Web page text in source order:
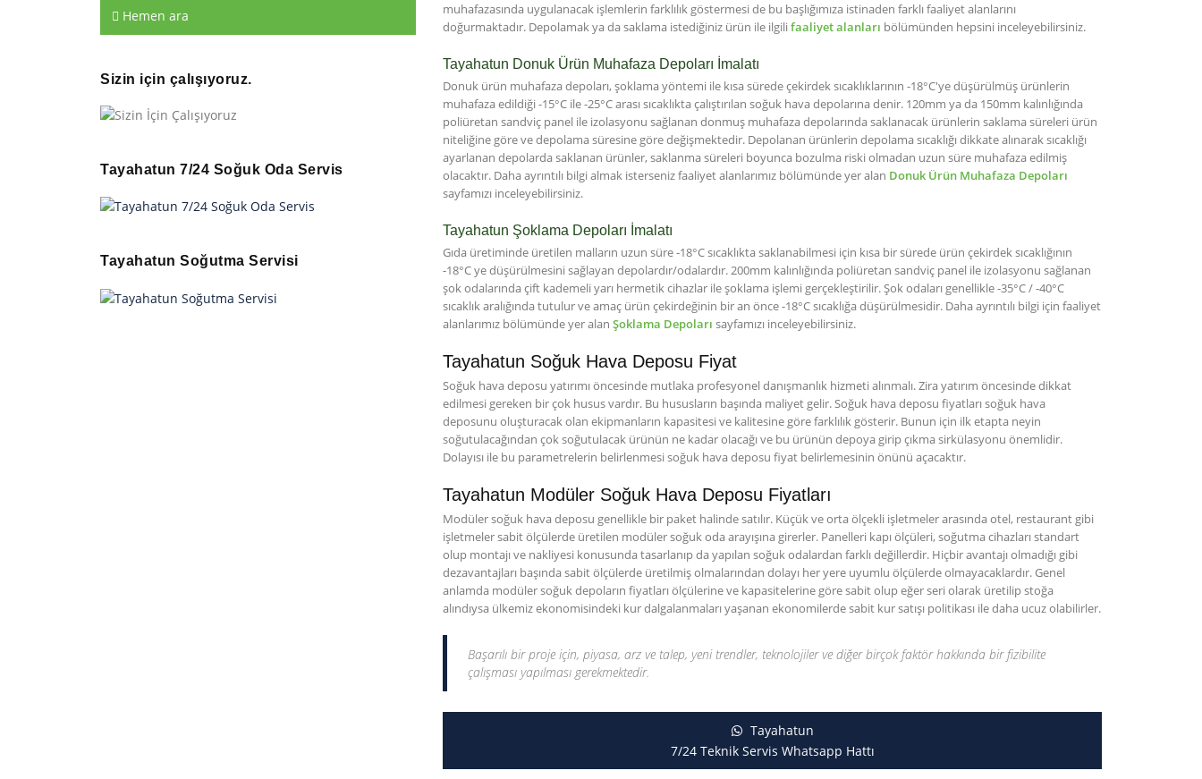
muhafazasında uygulanacak işlemlerin farklılık göstermesi de bu başlığımıza istinaden farklı faaliyet alanlarını
doğurmaktadır. Depolamak ya da saklama istediğiniz ürün ile ilgilifaaliyet alanları bölümünden hepsini inceleyebilirsiniz.
Tayahatun Donuk Ürün Muhafaza Depoları İmalatı
Donuk ürün muhafaza depoları, şoklama yöntemi ile kısa sürede çekirdek sıcaklıklarının -18°C'ye düşürülmüş ürünlerin
muhafaza edildiği -15°C ile -25°C arası sıcaklıkta çalıştırılan soğuk hava depolarına denir. 120mm ya da 150mm kalınlığında
poliüretan sandviç panel ile izolasyonu sağlanan donmuş muhafaza depolarında saklanacak ürünlerin saklama süreleri ürün
niteliğine göre ve depolama süresine göre değişmektedir. Depolanan ürünlerin depolama sıcaklığı dikkate alınarak sıcaklığı
ayarlanan depolarda saklanan ürünler, saklanma süreleri boyunca bozulma riski olmadan uzun süre muhafaza edilmiş
olacaktır. Daha ayrıntılı bilgi almak isterseniz faaliyet alanlarımız bölümünde yer alan Donuk Ürün Muhafaza Depoları
sayfamızı inceleyebilirsiniz.
Tayahatun Şoklama Depoları İmalatı
Gıda üretiminde üretilen malların uzun süre -18°C sıcaklıkta saklanabilmesi için kısa bir sürede ürün çekirdek sıcaklığının
-18°C ye düşürülmesini sağlayan depolardır/odalardır. 200mm kalınlığında poliüretan sandviç panel ile izolasyonu sağlanan
şok odalarında çift kademeli yarı hermetik cihazlar ile şoklama işlemi gerçekleştirilir. Şok odaları genellikle -35°C / -40°C
sıcaklık aralığında tutulur ve amaç ürün çekirdeğinin bir an önce -18°C sıcaklığa düşürülmesidir. Daha ayrıntılı bilgi için faaliyet
alanlarımız bölümünde yer alanŞoklama Depoları sayfamızı inceleyebilirsiniz.
Tayahatun Soğuk Hava Deposu Fiyat
Soğuk hava deposu yatırımı öncesinde mutlaka profesyonel danışmanlık hizmeti alınmalı. Zira yatırım öncesinde dikkat
edilmesi gereken bir çok husus vardır. Bu hususların başında maliyet gelir. Soğuk hava deposu fiyatları soğuk hava
deposunu oluşturacak olan ekipmanların kapasitesi ve kalitesine göre farklılık gösterir. Bunun için ilk etapta neyin
soğutulacağından çok soğutulacak ürünün ne kadar olacağı ve bu ürünün depoya girip çıkma sirkülasyonu önemlidir.
Dolayısı ile bu parametrelerin belirlenmesi soğuk hava deposu fiyat belirlemesinin önünü açacaktır.
Tayahatun Modüler Soğuk Hava Deposu Fiyatları
Modüler soğuk hava deposu genellikle bir paket halinde satılır. Küçük ve orta ölçekli işletmeler arasında otel, restaurant gibi
işletmeler sabit ölçülerde üretilen modüler soğuk oda arayışına girerler. Panelleri kapı ölçüleri, soğutma cihazları standart
olup montajı ve nakliyesi konusunda tasarlanıp da yapılan soğuk odalardan farklı değillerdir. Hiçbir avantajı olmadığı gibi
dezavantajları başında sabit ölçülerde üretilmiş olmalarından dolayı her yere uyumlu ölçülerde olmayacaklardır. Genel
anlamda modüler soğuk depoların fiyatları ölçülerine ve kapasitelerine göre sabit olup eğer seri olarak üretilip stoğa
alındıysa ülkemiz ekonomisindeki kur dalgalanmaları yaşanan ekonomilerde sabit kur satışı politikası ile daha ucuz olabilirler.
Başarılı bir proje için, piyasa, arz ve talep, yeni trendler, teknolojiler ve diğer birçok faktör hakkında bir fizibilite
çalışması yapılması gerekmektedir.
Tayahatun
7/24 Teknik Servis Whatsapp Hattı
Hemen ara
Sizin için çalışıyoruz.
Tayahatun 7/24 Soğuk Oda Servis
Tayahatun Soğutma Servisi